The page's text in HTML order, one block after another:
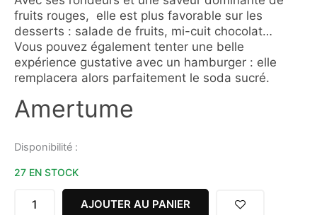
fruits rouges, elle est plus favorable sur les
desserts : salade de fruits, mi-cuit chocolat…
Vous pouvez également tenter une belle
expérience gustative avec un hamburger : elle
remplacera alors parfaitement le soda sucré.
Amertume
Disponibilité :
27 EN STOCK
quantité
BIERE
ROUGES
AJOUTER AU PANIER